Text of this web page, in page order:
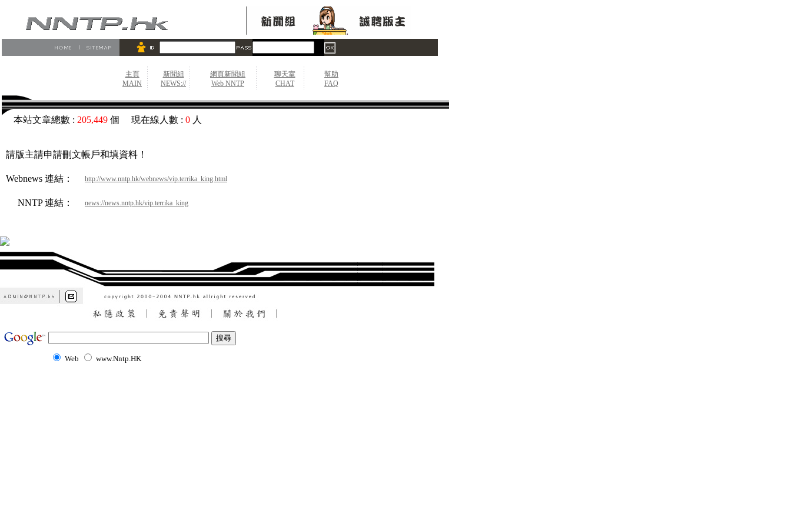
主頁
MAIN
新聞組
NEWS://
網頁新聞組
Web NNTP
聊天室
CHAT
幫助
FAQ
本站文章總數 : 205,449 個 現在線人數 : 0 人
請版主請申請刪文帳戶和填資料！
Webnews 連結： http://www.nntp.hk/webnews/vip.terrika_king.html
NNTP 連結： news://news.nntp.hk/vip.terrika_king
Web www.Nntp.HK